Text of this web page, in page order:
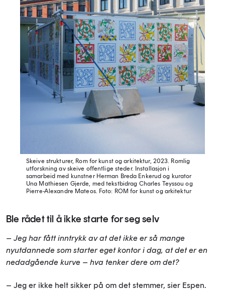
Skeive strukturer, Rom for kunst og arkitektur, 2023. Romlig
utforskning av skeive offentlige steder. Installasjon i
samarbeid med kunstner Herman Breda Enkerud og kurator
Una Mathiesen Gjerde, med tekstbidrag Charles Teyssou og
Pierre-Alexandre Mateos. Foto: ROM for kunst og arkitektur
Ble rådet til å ikke starte for seg selv
– Jeg har fått inntrykk av at det ikke er så mange
nyutdannede som starter eget kontor i dag, at det er en
nedadgående kurve – hva tenker dere om det?
– Jeg er ikke helt sikker på om det stemmer, sier Espen.